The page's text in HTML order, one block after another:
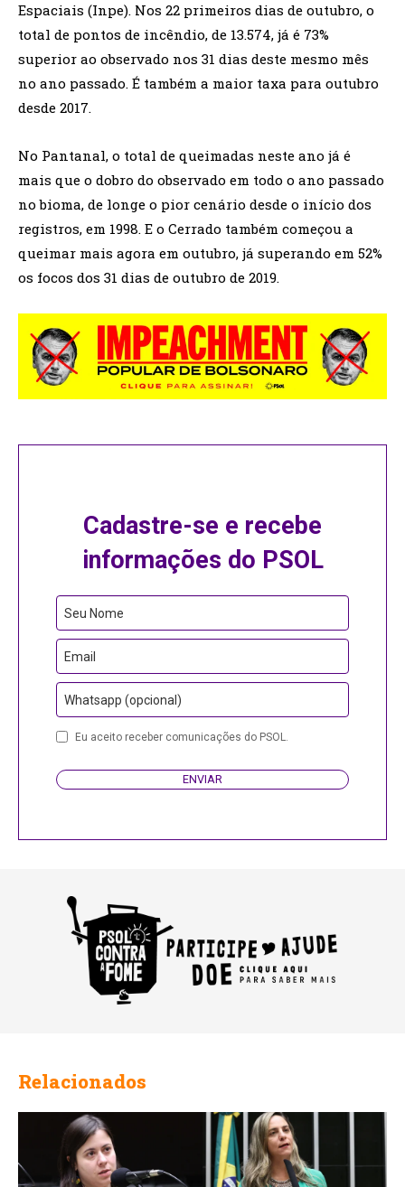
Espaciais (Inpe). Nos 22 primeiros dias de outubro, o
total de pontos de incêndio, de 13.574, já é 73%
superior ao observado nos 31 dias deste mesmo mês
no ano passado. É também a maior taxa para outubro
desde 2017.
No Pantanal, o total de queimadas neste ano já é
mais que o dobro do observado em todo o ano passado
no bioma, de longe o pior cenário desde o início dos
registros, em 1998. E o Cerrado também começou a
queimar mais agora em outubro, já superando em 52%
os focos dos 31 dias de outubro de 2019.
Cadastre-se e recebe
informações do PSOL
Seu Nome
Email
Whatsapp (opcional)
Eu aceito receber comunicações do PSOL.
ENVIAR
Relacionados